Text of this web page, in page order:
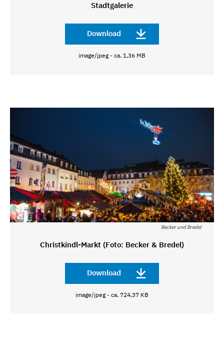
Stadtgalerie
Download
image/jpeg - ca. 1,36 MB
Becker und Bredel
Christkindl-Markt (Foto: Becker & Bredel)
Download
image/jpeg - ca. 724,37 KB